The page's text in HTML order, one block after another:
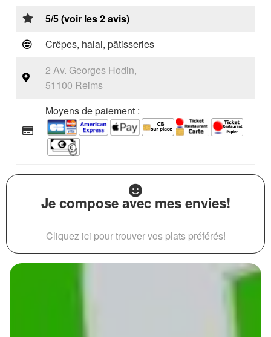
5/5 (voir les 2 avis)
Crêpes, halal, pâtisseries
2 Av. Georges Hodin,
51100 Reims
Moyens de paiement :
Je compose avec mes envies!
Cliquez ici pour trouver vos plats préférés!